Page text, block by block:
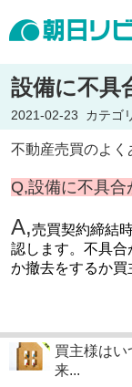
設備に不
2021-02-23 カテゴ
不動産売買のよく
Q,設備に不具合
A,売買契約締結
認します。不具合
か撤去をするか買
買主様はい
来...